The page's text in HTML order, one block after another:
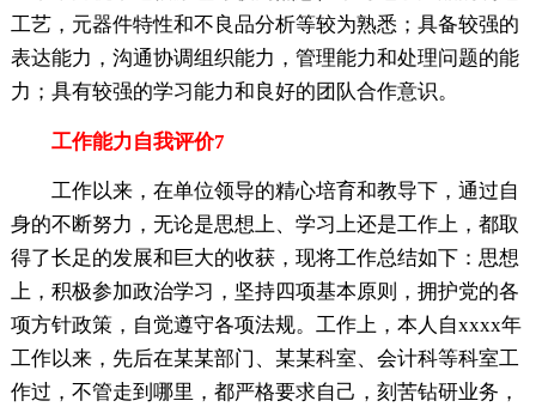
工艺，元器件特性和不良品分析等较为熟悉；具备较强的
表达能力，沟通协调组织能力，管理能力和处理问题的能
力；具有较强的学习能力和良好的团队合作意识。
工作能力自我评价7
工作以来，在单位领导的精心培育和教导下，通过自
身的不断努力，无论是思想上、学习上还是工作上，都取
得了长足的发展和巨大的收获，现将工作总结如下：思想
上，积极参加政治学习，坚持四项基本原则，拥护党的各
项方针政策，自觉遵守各项法规。工作上，本人自xxxx年
工作以来，先后在某某部门、某某科室、会计科等科室工
作过，不管走到哪里，都严格要求自己，刻苦钻研业务，